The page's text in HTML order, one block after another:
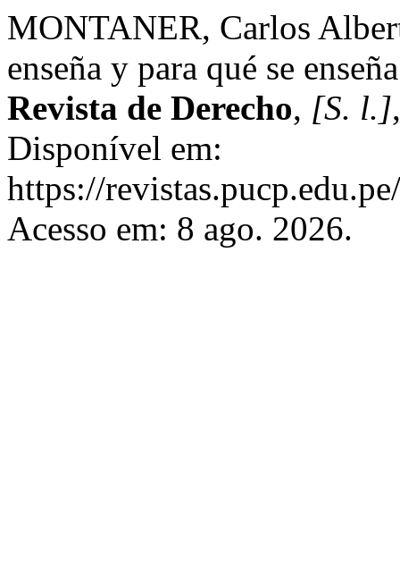
MONTANER, Carlos
enseña y para qué se
Revista de Derecho, [S. l.]
Disponível em:
https://
Acesso em: 8 ago. 2026.